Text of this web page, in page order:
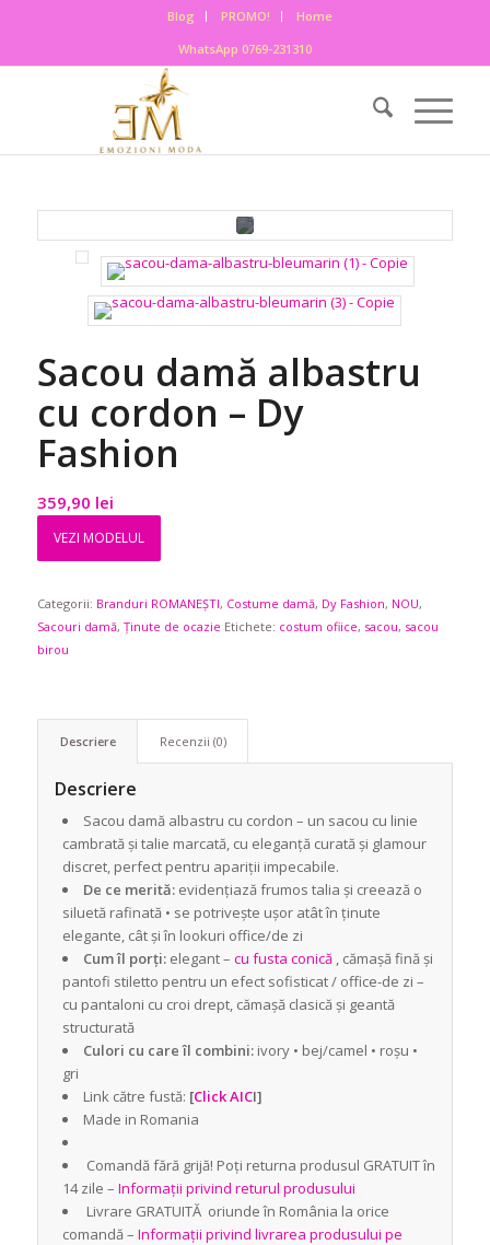
Blog PROMO!
Home
WhatsApp 0769-231310
Sacou damă albastru
cu cordon – Dy
Fashion
359,90 lei
VEZI MODELUL
Categorii: Branduri ROMANEȘTI, Costume damă, Dy Fashion, NOU,
Sacouri damă, Ținute de ocazie Etichete: costum ofiice, sacou, sacou
birou
Descriere Recenzii (0)
Descriere
Sacou damă albastru cu cordon – un sacou cu linie
cambrată și talie marcată, cu eleganță curată și glamour
discret, perfect pentru apariții impecabile.
De ce merită:evidențiază frumos talia și creează o
siluetă rafinată • se potrivește ușor atât în ținute
elegante, cât și în lookuri office/de zi
Cum îl porți:elegant – cu fusta conică , cămașă fină și
pantofi stiletto pentru un efect sofisticat / office-de zi –
cu pantaloni cu croi drept, cămașă clasică și geantă
structurată
Culori cu care îl combini: ivory • bej/camel • roșu •
gri
Link către fustă: [Click AICI]
Made in Romania
Comandă fără grijă! Poți returna produsul GRATUIT în
14 zile – Informații privind returul produsului
Livrare GRATUITĂ oriunde în România la orice
comandă – Informații privind livrarea produsului pe